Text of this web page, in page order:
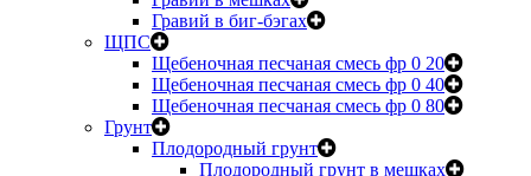
Гравий в биг-бэгах
ЩПС
Щебеночная песчаная смесь фр 0 20
Щебеночная песчаная смесь фр 0 40
Щебеночная песчаная смесь фр 0 80
Грунт
Плодородный грунт
Плодородный грунт в мешках